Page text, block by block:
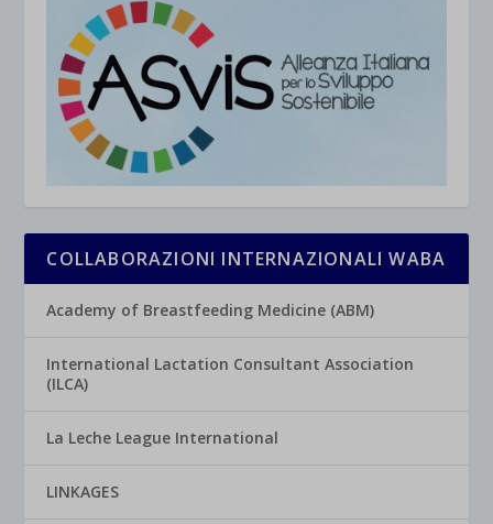
COLLABORAZIONI INTERNAZIONALI WABA
Academy of Breastfeeding Medicine (ABM)
International Lactation Consultant Association
(ILCA)
La Leche League International
LINKAGES